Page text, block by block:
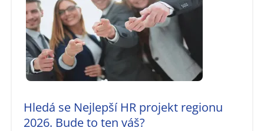
Hledá se Nejlepší HR projekt regionu
2026. Bude to ten váš?